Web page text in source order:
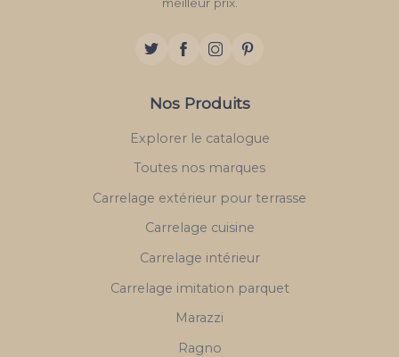
Nos Produits
Explorer le catalogue
Toutes nos marques
Carrelage extérieur pour terrasse
Carrelage cuisine
Carrelage intérieur
Carrelage imitation parquet
Marazzi
Ragno